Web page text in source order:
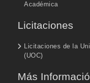
Académica
Licitaciones
Licitaciones de la
(UOC)
Más